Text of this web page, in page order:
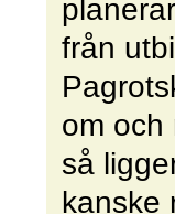
från
om och
så
kanske